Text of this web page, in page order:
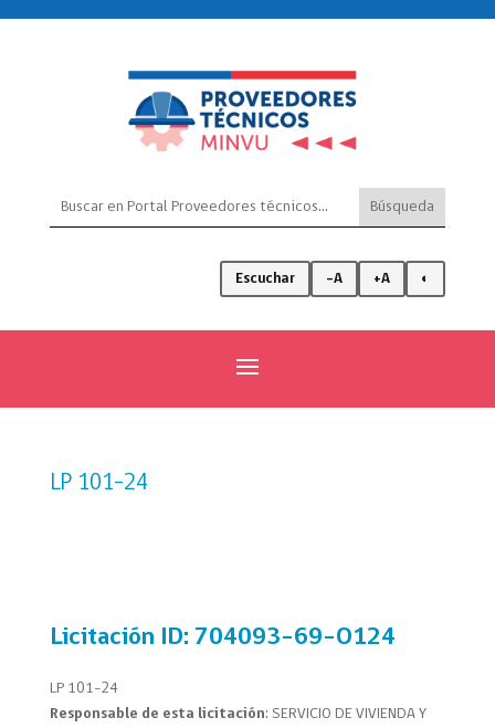
Escuchar -A +A ◐
LP 101-24
Licitación ID: 704093-69-O124
LP 101-24
Responsable de esta licitación: SERVICIO DE VIVIENDA Y